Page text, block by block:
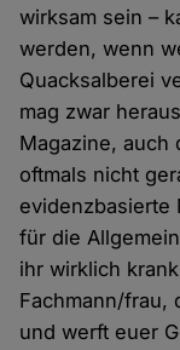
wirksam sein –
werden, wenn
Quacksalberei
mag zwar
Magazine, auch
oftmals nicht
evidenzbasierte
für die
ihr wirklich
Fachmann/frau,
und werft euer